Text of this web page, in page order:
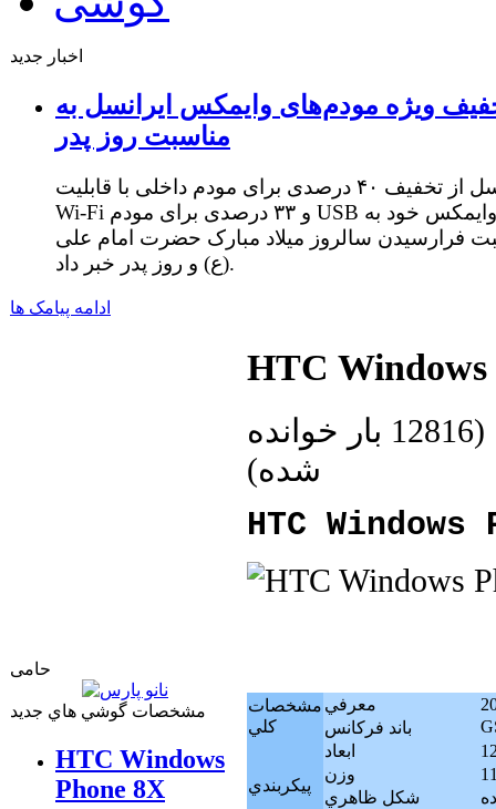
اخبار جدید
ویژه مودم‌های وایمکس ایرانسل به
مناسبت روز پدر
ایرانسل از تخفیف ۴۰ درصدی برای مودم داخلی با قابلیت
Wi-Fi و ۳۳ درصدی برای مودم USB وایمکس خود به
فرارسیدن سالروز میلاد مبارک حضرت امام علی
(ع) و روز پدر خبر داد.
ادامه پیامک ها
حامی
مشخصات گوشي هاي جديد
HTC Windows
Phone 8X
HTC Windows
(
12816 بار خوانده
شده)
HTC Windows
مشخصات
كلي
معرفي
باند فرکانس
پيکربندي
ابعاد
وزن
شکل ظاهري